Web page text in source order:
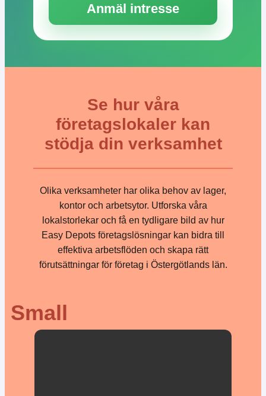
Anmäl intresse
Se hur våra
företagslokaler kan
stödja din verksamhet
Olika verksamheter har olika behov av lager,
kontor och arbetsytor. Utforska våra
lokalstorlekar och få en tydligare bild av hur
Easy Depots företagslösningar kan bidra till
effektiva arbetsflöden och skapa rätt
förutsättningar för företag i Östergötlands län.
Small